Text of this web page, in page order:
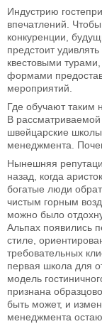
Индустрию
впечатлений.
конкуренции,
предстоит
квестовыми
формами
мероприятий.
Где обучают таким
В
швейцарские школы
менеджмента.
Нынешняя
назад, когда
богатые люди
чистым горным
можно было
Альпах появились
стиле,
требовательных
первая школа для
модель
признана
быть может, и
менеджмента